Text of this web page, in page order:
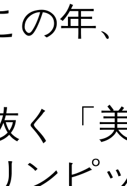
の年
く「
ンピ